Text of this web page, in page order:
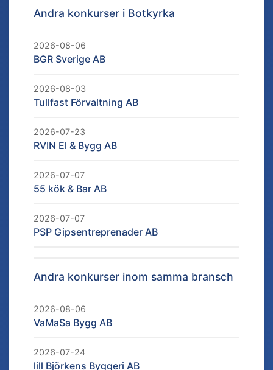
Andra konkurser i Botkyrka
2026-08-06
BGR Sverige AB
2026-08-03
Tullfast Förvaltning AB
2026-07-23
RVIN El & Bygg AB
2026-07-07
55 kök & Bar AB
2026-07-07
PSP Gipsentreprenader AB
Andra konkurser inom samma bransch
2026-08-06
VaMaSa Bygg AB
2026-07-24
lill Björkens Byggeri AB